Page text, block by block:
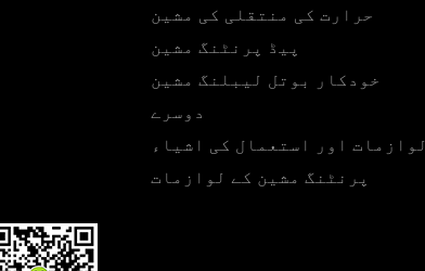
حرارت کی منتقلی کی مشین
پیڈ پرنٹنگ مشین
خودکار بوتل لیبلنگ مشین
دوسرے
لوازمات اور استعمال کی اشیاء
پرنٹنگ مشین کے لوازمات